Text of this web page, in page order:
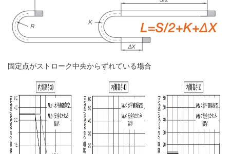
固定点がストローク中央からずれている場合